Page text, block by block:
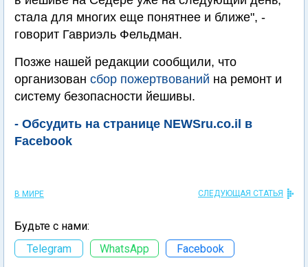
стала для многих еще понятнее и ближе", -
говорит Гавриэль Фельдман.
Позже нашей редакции сообщили, что
организован сбор пожертвований на ремонт и
систему безопасности йешивы.
- Обсудить на странице NEWSru.co.il в
Facebook
В МИРЕ СЛЕДУЮЩАЯ СТАТЬЯ
Будьте с нами:
Telegram
WhatsApp Facebook